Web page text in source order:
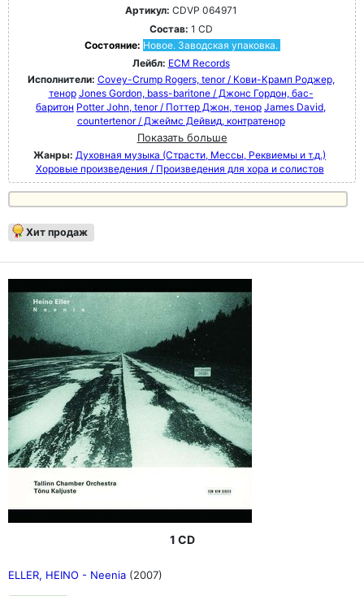
Артикул: CDVP 064971
Состав: 1 CD
Состояние: Новое. Заводская упаковка.
Лейбл: ECM Records
Исполнители: Covey-Crump Rogers, tenor / Кови-Крамп Роджер,
тенор Jones Gordon, bass-baritone / Джонс Гордон, бас-
баритон Potter John, tenor / Поттер Джон, тенор James David,
countertenor / Джеймс Дейвид, контратенор
Показать больше
Жанры: Духовная музыка (Страсти, Мессы, Реквиемы и т.д.)
Хоровые произведения / Произведения для хора и солистов
Хит продаж
1 CD
ELLER, HEINO - Neenia (2007)